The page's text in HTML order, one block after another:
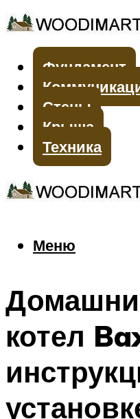
Фундамент
Стены
Крыша
Техника
Меню
Меню
котел